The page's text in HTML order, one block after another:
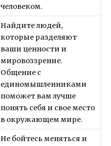
человеком.
Найдите людей,
которые разделяют
ваши ценности и
мировоззрение.
Общение с
единомышленниками
поможет вам лучше
понять себя и свое место
в окружающем мире.
Не бойтесь меняться и